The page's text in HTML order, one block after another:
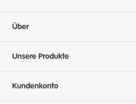
Über
Unsere Produkte
Kundenkonto